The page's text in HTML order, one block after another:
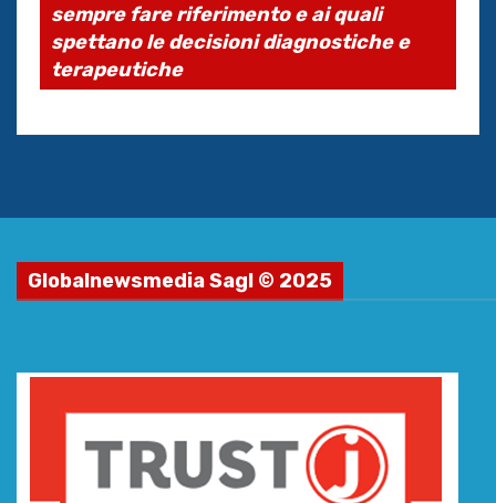
sempre fare riferimento e ai quali
spettano le decisioni diagnostiche e
terapeutiche
Globalnewsmedia Sagl © 2025